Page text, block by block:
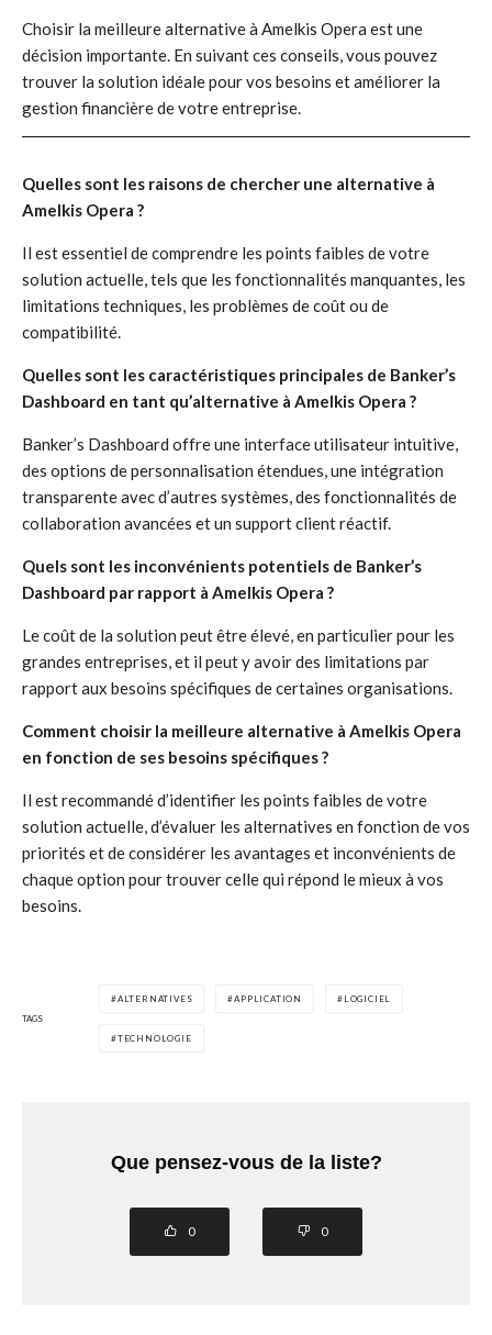
Choisir la meilleure alternative à Amelkis Opera est une
décision importante. En suivant ces conseils, vous pouvez
trouver la solution idéale pour vos besoins et améliorer la
gestion financière de votre entreprise.
Quelles sont les raisons de chercher une alternative à
Amelkis Opera ?
Il est essentiel de comprendre les points faibles de votre
solution actuelle, tels que les fonctionnalités manquantes, les
limitations techniques, les problèmes de coût ou de
compatibilité.
Quelles sont les caractéristiques principales de Banker’s
Dashboard en tant qu’alternative à Amelkis Opera ?
Banker’s Dashboard offre une interface utilisateur intuitive,
des options de personnalisation étendues, une intégration
transparente avec d’autres systèmes, des fonctionnalités de
collaboration avancées et un support client réactif.
Quels sont les inconvénients potentiels de Banker’s
Dashboard par rapport à Amelkis Opera ?
Le coût de la solution peut être élevé, en particulier pour les
grandes entreprises, et il peut y avoir des limitations par
rapport aux besoins spécifiques de certaines organisations.
Comment choisir la meilleure alternative à Amelkis Opera
en fonction de ses besoins spécifiques ?
Il est recommandé d’identifier les points faibles de votre
solution actuelle, d’évaluer les alternatives en fonction de vos
priorités et de considérer les avantages et inconvénients de
chaque option pour trouver celle qui répond le mieux à vos
besoins.
TAGS
ALTERNATIVES APPLICATION LOGICIEL
TECHNOLOGIE
Que pensez-vous de la liste?
0 0